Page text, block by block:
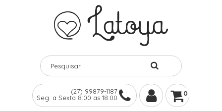
(27) 99879-1187
Seg. a Sexta 8:00 as 18:00
0